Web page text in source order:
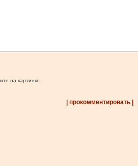
на картинке.
| прокомментировать |